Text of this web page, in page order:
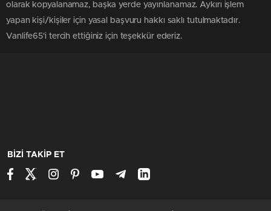
olarak kopyalanamaz, başka yerde yayınlanamaz. Aykırı işlem
yapan kişi/kişiler için yasal başvuru hakkı saklı tutulmaktadır.
Vanlife65'i tercih ettiğiniz için teşekkür ederiz.
BİZİ TAKİP ET